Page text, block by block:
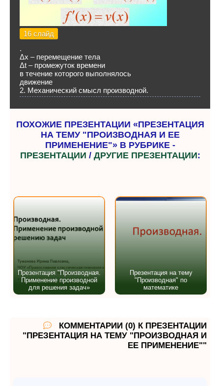
16 слайд
.
Δх – перемещение тела
Δt – промежуток времени
в течение которого выполнялось
движение
2. Механический смысл производной.
ПОХОЖИЕ ПРЕЗЕНТАЦИИ «ПРЕЗЕНТАЦИЯ
НА ТЕМУ "ПРОИЗВОДНАЯ И ЕЕ
ПРИМЕНЕНИЕ"» В РУБРИКЕ -
ПРЕЗЕНТАЦИИ / ДРУГИЕ ПРЕЗЕНТАЦИИ:
Презентация "Производная.
Применение производной
для решения задач»
Презентация на тему
"Производная" по
математике
КОММЕНТАРИИ (0) К ПРЕЗЕНТАЦИИ
"ПРЕЗЕНТАЦИЯ НА ТЕМУ "ПРОИЗВОДНАЯ И
ЕЕ ПРИМЕНЕНИЕ""